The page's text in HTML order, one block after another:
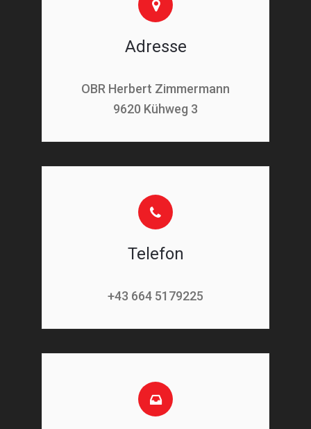
Adresse
OBR Herbert Zimmermann
9620 Kühweg 3
Telefon
+43 664 5179225